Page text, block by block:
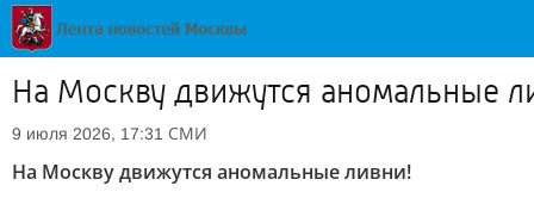
На Москву движутся аномальные
9 июля 2026, 17:31 СМИ
На Москву движутся аномальные ливни!